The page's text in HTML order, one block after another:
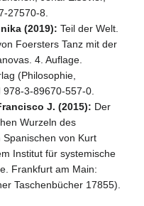
27570-8.
(2019): Teil der Welt.
Foersters Tanz mit der
4. Auflage.
(Philosophie,
978-3-89670-557-0.
J. (2015): Der
Wurzeln des
Spanischen von Kurt
Institut für systemische
Frankfurt am Main:
Taschenbücher 17855).